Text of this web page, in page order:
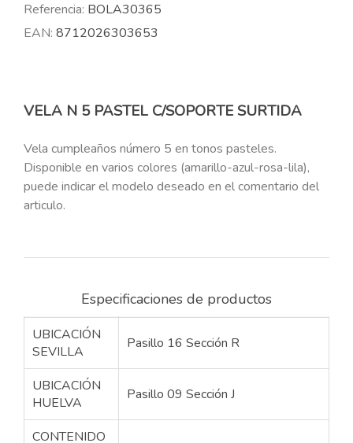
Referencia: BOLA30365
EAN: 8712026303653
VELA N 5 PASTEL C/SOPORTE SURTIDA
Vela cumpleaños número 5 en tonos pasteles.
Disponible en varios colores (amarillo-azul-rosa-lila),
puede indicar el modelo deseado en el comentario del
articulo.
Especificaciones de productos
UBICACIÓN
SEVILLA
Pasillo 16 Sección R
UBICACIÓN
HUELVA
Pasillo 09 Sección J
CONTENIDO